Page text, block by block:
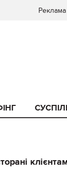
Реклама